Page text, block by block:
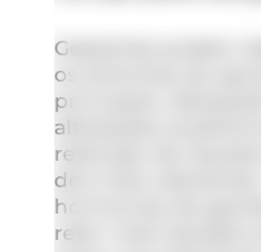
Gestantes podem
os sintomas da
principais:
alterações
retenção de
dos mais relevantes.
hormonais da
reter mais líquidos